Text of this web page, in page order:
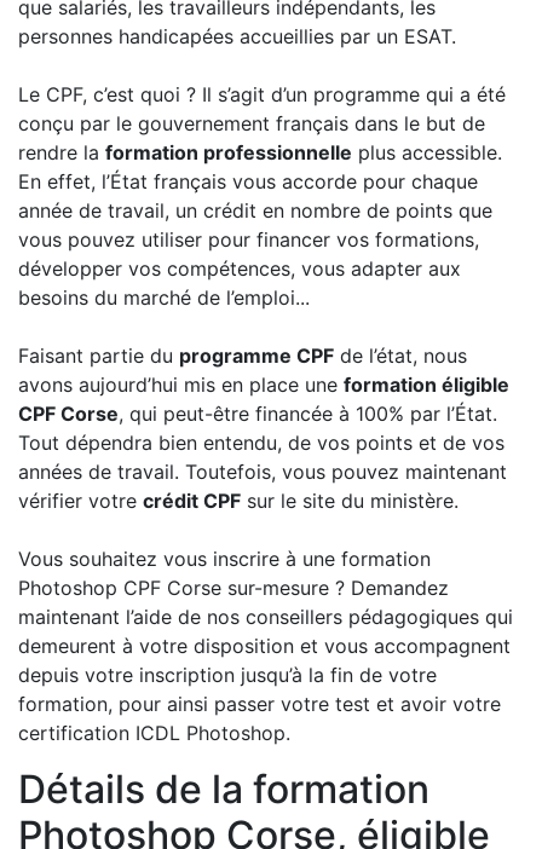
que salariés, les travailleurs indépendants, les
personnes handicapées accueillies par un ESAT.
Le CPF, c’est quoi ? Il s’agit d’un programme qui a été
conçu par le gouvernement français dans le but de
rendre la formation professionnelle plus accessible.
En effet, l’État français vous accorde pour chaque
année de travail, un crédit en nombre de points que
vous pouvez utiliser pour financer vos formations,
développer vos compétences, vous adapter aux
besoins du marché de l’emploi...
Faisant partie du programme CPF de l’état, nous
avons aujourd’hui mis en place une formation éligible
CPF Corse, qui peut-être financée à 100% par l’État.
Tout dépendra bien entendu, de vos points et de vos
années de travail. Toutefois, vous pouvez maintenant
vérifier votre crédit CPF sur le site du ministère.
Vous souhaitez vous inscrire à une formation
Photoshop CPF Corse sur-mesure ? Demandez
maintenant l’aide de nos conseillers pédagogiques qui
demeurent à votre disposition et vous accompagnent
depuis votre inscription jusqu’à la fin de votre
formation, pour ainsi passer votre test et avoir votre
certification ICDL Photoshop.
Détails de la formation
Photoshop Corse, éligible